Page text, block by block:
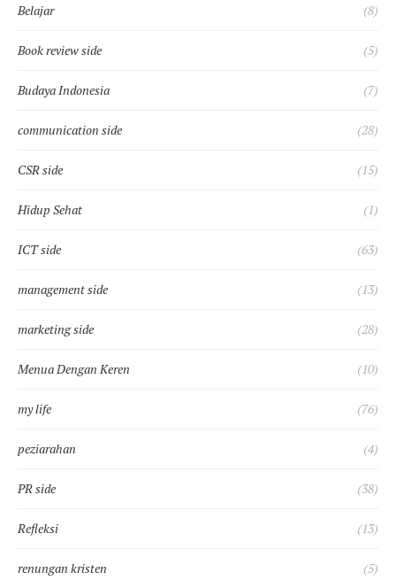
Belajar (8)
Book review side (5)
Budaya Indonesia (7)
communication side (28)
CSR side (15)
Hidup Sehat (1)
ICT side (63)
management side (13)
marketing side (28)
Menua Dengan Keren (10)
my life (76)
peziarahan (4)
PR side (38)
Refleksi (13)
renungan kristen (5)